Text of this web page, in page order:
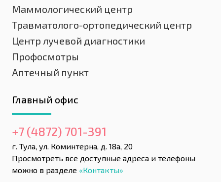
Маммологический центр
Травматолого-ортопедический центр
Центр лучевой диагностики
Профосмотры
Аптечный пункт
Главный офис
+7 (4872) 701-391
г. Тула, ул. Коминтерна, д. 18а, 20
Просмотреть все доступные адреса и телефоны
можно в разделе «Контакты»